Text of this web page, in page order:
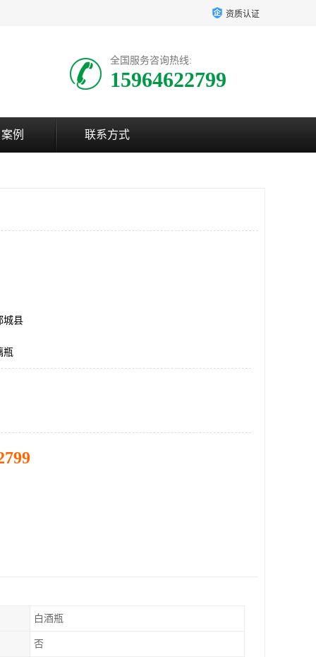
资质认证
全国服务咨询热线:
15964622799
例 联系方式
城县
瓶
白酒瓶
否